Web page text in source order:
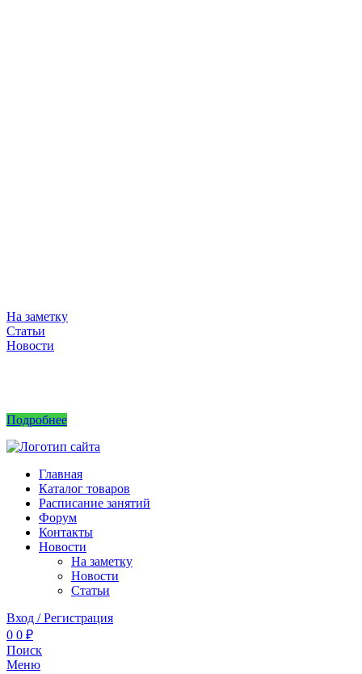
На заметку
Статьи
Новости
Подробнее
Главная
Каталог товаров
Расписание занятий
Форум
Контакты
Новости
На заметку
Новости
Статьи
Вход / Регистрация
0 0 ₽
Поиск
Меню